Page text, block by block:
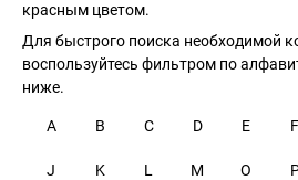
красным цветом.
Для быстрого поиска необходимой
воспользуйтесь фильтром по
ниже.
A B C D E F
J K L M O